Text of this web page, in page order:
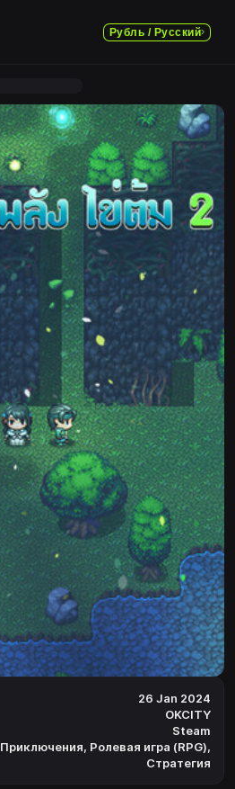
Рубль / Русский
26 Jan 2024
OKCITY
Steam
Приключения, Ролевая игра (RPG),
Стратегия